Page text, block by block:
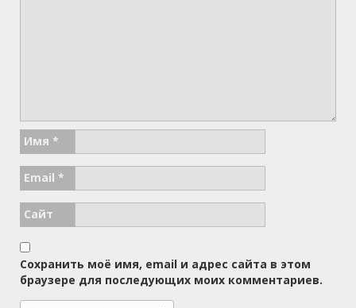
Имя *
Email *
Сайт
Сохранить моё имя, email и адрес сайта в этом
браузере для последующих моих комментариев.